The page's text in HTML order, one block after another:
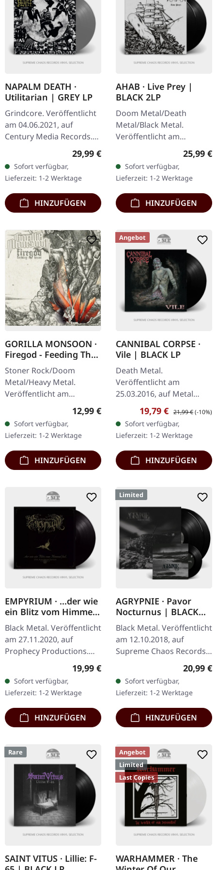
NAPALM DEATH ·
Utilitarian | GREY LP
Grindcore. Veröffentlicht
am 04.06.2021, auf
Century Media Records.
Graues Vinyl. Limitiert auf
300 Exemplare. Napalm
Death liefern mit
„Utilitarian"…
Regulärer Preis:
29,99 €
Sofort verfügbar,
Lieferzeit: 1-2 Werktage
HINZUFÜGEN
AHAB · Live Prey |
BLACK 2LP
Doom Metal/Death
Metal/Black Metal.
Veröffentlicht am
26.06.2020, auf Napalm
Records. Schwarzes Vinyl
im Gatefold-Cover mit
Etching auf der D-Seite.…
25,99 €
Sofort verfügbar,
Lieferzeit: 1-2 Werktage
HINZUFÜGEN
GORILLA MONSOON ·
Firegod - Feeding The
Beast | CD
Stoner Rock/Doom
Metal/Heavy Metal.
Veröffentlicht am
11.05.2018, auf Supreme
Chaos Records. CD im
Jewelcase mit 8-seitigem
Booklet. Das dritte
Album…
Regulärer Preis:
12,99 €
Sofort verfügbar,
Lieferzeit: 1-2 Werktage
HINZUFÜGEN
Angebot
CANNIBAL CORPSE ·
Vile | BLACK LP
Death Metal.
Veröffentlicht am
25.03.2016, auf Metal
Blade Records. Schwarzes
Vinyl mit Poster. "Vile"
markiert einen
bedeutenden Meilenstein
im…
Verkaufspreis:
19,79 € Regulärer Preis:
21,99 €(-10%)
Sofort verfügbar,
Lieferzeit: 1-2 Werktage
HINZUFÜGEN
EMPYRIUM · ...der wie
ein Blitz vom Himmel
fiel... | BLACK LP
Black Metal. Veröffentlicht
am 27.11.2020, auf
Prophecy Productions.
Jubiläumsauflage zum
25jährigen, schwarzes
Vinyl mit Etching auf der
B-Seite. In…
Regulärer Preis:
19,99 €
Sofort verfügbar,
Lieferzeit: 1-2 Werktage
HINZUFÜGEN
Limited
AGRYPNIE · Pavor
Nocturnus | BLACK
2LP+7" BUNDLE
Black Metal. Veröffentlicht
am 12.10.2018, auf
Supreme Chaos Records.
Schweres 180g Doppel-
Vinyl im Gatefold-Cover
mit der extra 7" Single
"Neon". 7"…
20,99 €
Sofort verfügbar,
Lieferzeit: 1-2 Werktage
HINZUFÜGEN
Rare
SAINT VITUS · Lillie: F-
Angebot
Limited
Last Copies
WARHAMMER · The